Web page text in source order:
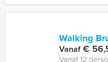
Walking
Vanaf€
Vanaf 12